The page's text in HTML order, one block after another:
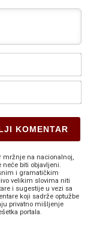
E-
mržnje na nacionalnoj,
neće biti objavljeni.
i gramatičkim
velikim slovima niti
i sugestije u vezi sa
koji sadrže optužbe
privatno mišljenje
portala.